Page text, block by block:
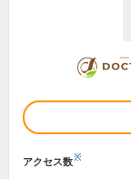
アクセス数※